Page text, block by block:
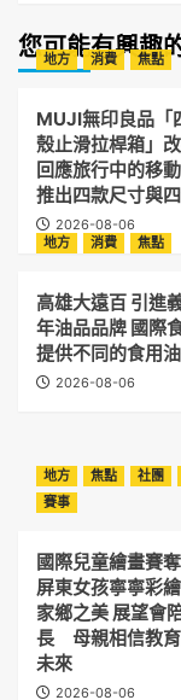
您可能有興趣
地方 消費 焦點
MUJI無印良品「
殼止滑拉桿箱」
回應旅行中的移
推出四款尺寸與
2026-08-06
地方
消費 焦點
高雄大遠百 引進
年油品品牌 國際
提供不同的食用
2026-08-06
地方 焦點 社團
賽事
國際兒童繪畫賽
屏東女孩寧寧彩
家鄉之美 展望會
長 母親相信教
未來
2026-08-06